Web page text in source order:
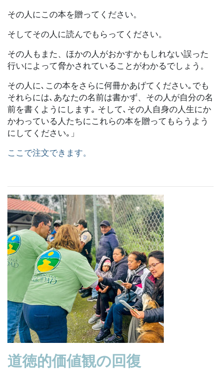
その人にこの本を贈ってください。
そしてその人に読んでもらってください。
その人もまた、ほかの人がおかすかもしれない誤った
行いによって脅かされていることがわかるでしょう。
その人に､この本をさらに何冊かあげてください｡でも
それらには､あなたの名前は書かず、その人が自分の名
前を書くようにします｡ そして､その人自身の人生にか
かわっている人たちにこれらの本を贈ってもらうよう
にしてください｡」
ここで注文できます。
道徳的価値観の回復